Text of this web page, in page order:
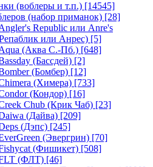
(воблеры и т.п.) [14545]
(набор приманок) [28]
Republic или Anre's
или Анрес) [5]
(Аква С.-Пб.) [648]
(Бассдей) [2]
(Бомбер) [12]
(Химера) [733]
(Кондор) [16]
Chub (Крик Чаб) [23]
(Дайва) [209]
(Дэпс) [245]
(Эвергрин) [70]
(Фишикет) [508]
(ФЛТ) [46]